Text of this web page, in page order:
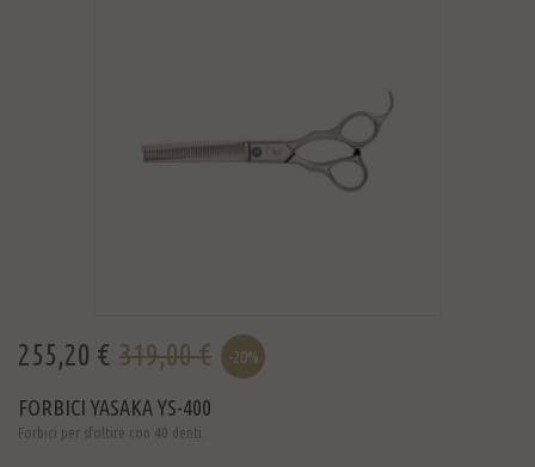
255,20 € 319,00 € -20%
FORBICI YASAKA YS-400
Forbici per sfoltire con 40 denti.